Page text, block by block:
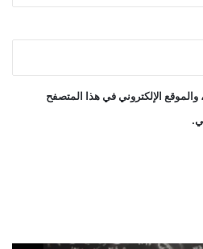
الإلكتروني في هذا المتصفح